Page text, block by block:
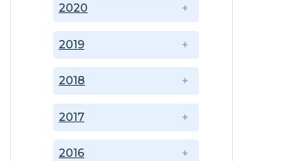
2016
2017
2018
2019
2020